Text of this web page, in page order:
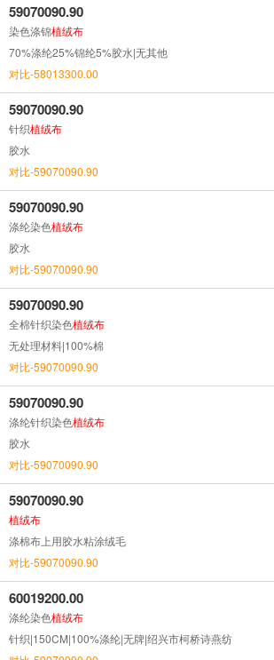
59070090.90
染色涤锦植绒布
70%涤纶25%锦纶5%胶水|无其他
对比-58013300.00
59070090.90
针织植绒布
胶水
对比-59070090.90
59070090.90
涤纶染色植绒布
胶水
对比-59070090.90
59070090.90
全棉针织染色植绒布
无处理材料|100%棉
对比-59070090.90
59070090.90
涤纶针织染色植绒布
胶水
对比-59070090.90
59070090.90
植绒布
涤棉布上用胶水粘涂绒毛
对比-59070090.90
60019200.00
涤纶染色植绒布
针织|150CM|100%涤纶|无牌|绍兴市柯桥诗燕纺